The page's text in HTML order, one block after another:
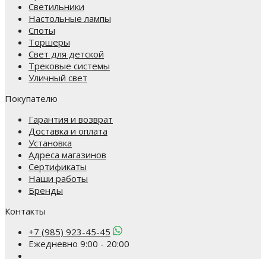
Светильники
Настольные лампы
Споты
Торшеры
Свет для детской
Трековые системы
Уличный свет
Покупателю
Гарантия и возврат
Доставка и оплата
Установка
Адреса магазинов
Сертификаты
Наши работы
Бренды
Контакты
+7 (985) 923-45-45
Ежедневно 9:00 - 20:00